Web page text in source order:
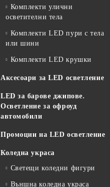
Комплекти улични
осветителни тела
Комплекти LED пури с тела
или шини
Комплекти LED крушки
Аксесоари за LED осветление
LED за барове джипове.
Осветление за офроуд
автомобили
Промоции на LED осветление
Коледна украса
Светещи коледни фигури
Външна коледна украса